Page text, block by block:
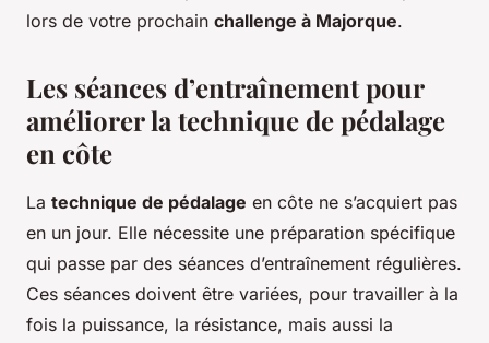
lors de votre prochain challenge à Majorque.
Les séances d’entraînement pour
améliorer la technique de pédalage
en côte
La technique de pédalage en côte ne s’acquiert pas
en un jour. Elle nécessite une préparation spécifique
qui passe par des séances d’entraînement régulières.
Ces séances doivent être variées, pour travailler à la
fois la puissance, la résistance, mais aussi la